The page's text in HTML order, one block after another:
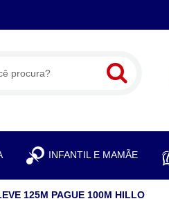
INFANTIL E MAMÃE
125M PAGUE 100M HILLO